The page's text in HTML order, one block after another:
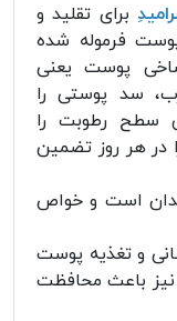
برای تقلید و
فرموله شده
لایه شاخی پوست یعنی
سد پوستی را
سطح رطوبت را
در هر روز تضمین
است و خواص
و تغذیه پوست
نیز باعث محافظت